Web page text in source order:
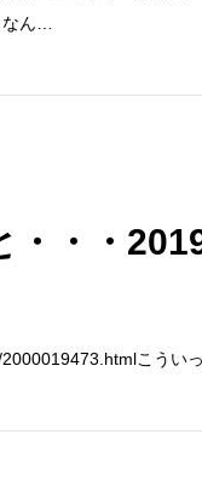
ん…
・・
こうい